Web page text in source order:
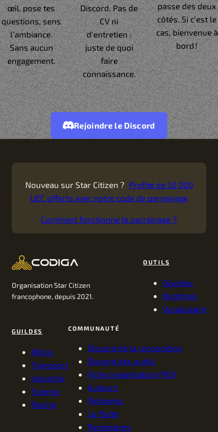
œil, pose tes
questions, sens
l’ambiance.
Sans aucun
engagement.
Discord. Pas de
CV ni
d’entretien :
juste de quoi
faire
connaissance.
passe des deux
côtés. Si c’est le
cas, bienvenue à
bord !
Rejoindre le Discord
Nouveau sur Star Citizen ? Profite de 50 000
UEC offerts avec notre code de parrainage
Comment fonctionne le parrainage ?
codiga
Organisation Star Citizen
francophone, depuis 2021.
OUTILS
Glyphes
Nombres
Vocabulaire
GUILDES
Milice
Transport
Industrie
Science
Racing
COMMUNAUTÉ
Discord de la corporation
Discord des outils
Fiche organisation (RSI)
Auteurs
Palmarès
La flotte
Partenaires